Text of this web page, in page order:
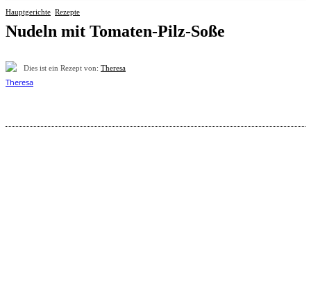
Hauptgerichte Rezepte
Nudeln mit Tomaten-Pilz-Soße
Dies ist ein Rezept von: Theresa